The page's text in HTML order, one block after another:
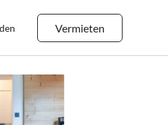
Vermieten